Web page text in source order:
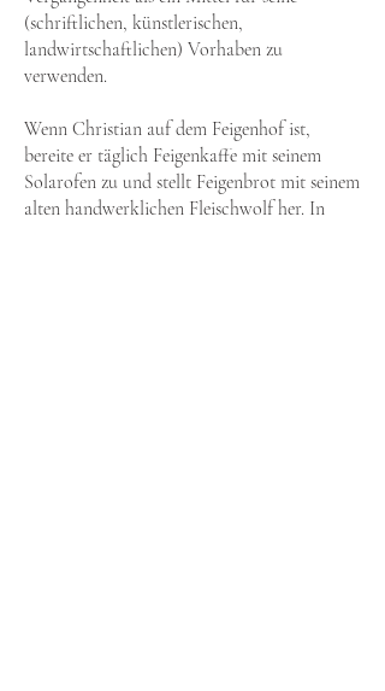
(schriftlichen, künstlerischen,
landwirtschaftlichen) Vorhaben zu
verwenden.
Wenn Christian auf dem Feigenhof ist,
bereite er täglich Feigenkaffe mit seinem
Solarofen zu und stellt Feigenbrot mit seinem
alten handwerklichen Fleischwolf her. In